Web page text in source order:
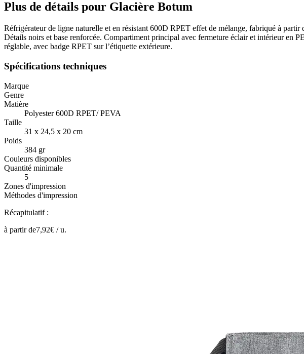
Plus de détails pour Glacière Botum
Réfrigérateur de ligne naturelle et en résistant 600D RPET effet de mélange, fabriqué à
Détails noirs et base renforcée. Compartiment principal avec fermeture éclair et intérieur en
réglable, avec badge RPET sur l’étiquette extérieure.
Spécifications techniques
Marque
Genre
Matière
Polyester 600D RPET/ PEVA
Taille
31 x 24,5 x 20 cm
Poids
384 gr
Couleurs disponibles
Quantité minimale
5
Zones d'impression
Méthodes d'impression
Récapitulatif :
à partir de7,92€ /u.